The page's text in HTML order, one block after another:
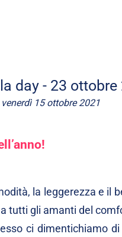
day - 23 ottobre
venerdì 15 ottobre 2021
la leggerezza e il
tutti gli amanti del
ci dimentichiamo